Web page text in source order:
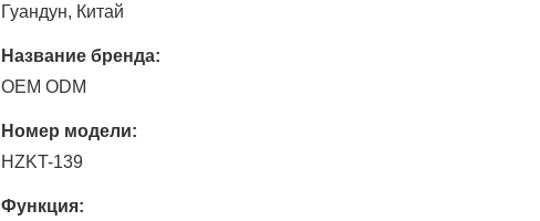
Гуандун, Китай
Название бренда:
OEM ODM
Номер модели:
HZKT-139
Функция: